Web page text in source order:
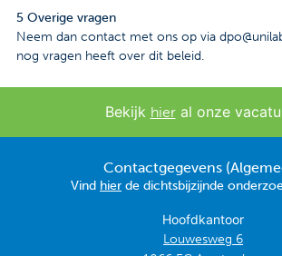
5 Overige vragen
Neem dan contact met ons op via
nog vragen heeft over dit beleid.
Bekijk hieral onze
Contactgegevens
Vind hier de dichtsbijzijnde
Hoofdkantoor
Louwesweg 6